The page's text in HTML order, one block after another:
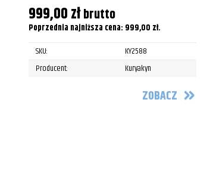
Kawasaki
Kawasaki
Kawasaki
999,00złbrutto
Poprzednia najniższa cena: 999,00 zł.
SKU:
KY2588
Producent:
Kuryakyn
ZOBACZ